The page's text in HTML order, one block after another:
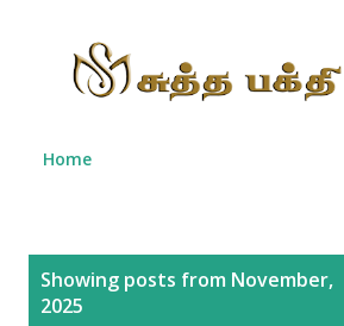
Home
Showing posts from November,
2025